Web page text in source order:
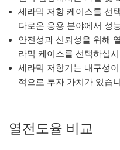
세라믹 저항 케이스를 선
다로운 응용 분야에서 성
안전성과 신뢰성을 위해
라믹 케이스를 선택하십
세라믹 저항기는 내구성
적으로 투자 가치가 있습
열전도율 비교